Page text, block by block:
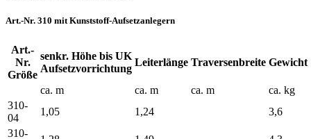
Art.-Nr. 310 mit Kunststoff-Aufsetzanlegern
Art.-
Nr.
Größe
senkr. Höhe bis UK
Aufsetzvorrichtung
Leiterlänge Traversenbreite Gewicht
ca. m ca. m ca. m
ca. kg
310-
04
1,05 1,24
3,6
310-